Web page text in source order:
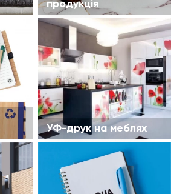
продукція
УФ-друк на меблях